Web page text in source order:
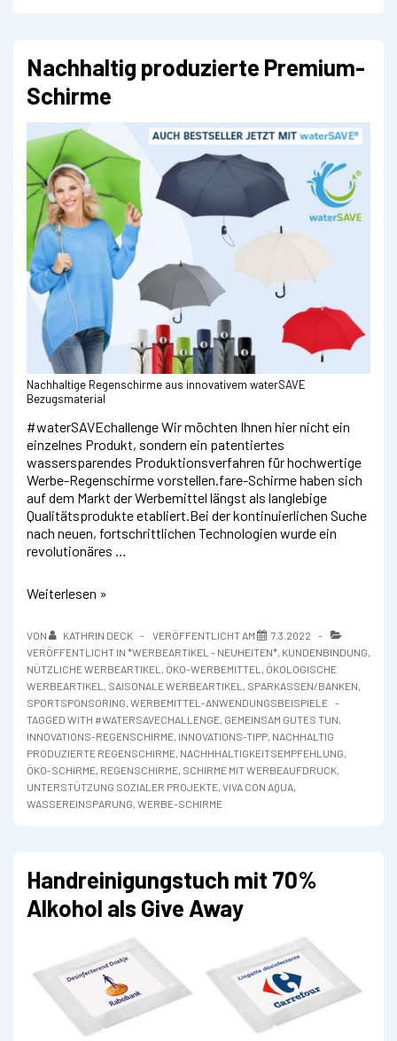
Nachhaltig produzierte Premium-
Schirme
Nachhaltige Regenschirme aus innovativem waterSAVE
Bezugsmaterial
#waterSAVEchallenge Wir möchten Ihnen hier nicht ein
einzelnes Produkt, sondern ein patentiertes
wassersparendes Produktionsverfahren für hochwertige
Werbe-Regenschirme vorstellen.fare-Schirme haben sich
auf dem Markt der Werbemittel längst als langlebige
Qualitätsprodukte etabliert.Bei der kontinuierlichen Suche
nach neuen, fortschrittlichen Technologien wurde ein
revolutionäres …
Nachhaltig
Premium-
Schirme
Weiterlesen »
VON KATHRIN DECK VERÖFFENTLICHT AM
7.3.2022
VERÖFFENTLICHT IN *WERBEARTIKEL - NEUHEITEN*, KUNDENBINDUNG,
NÜTZLICHE WERBEARTIKEL , ÖKO-WERBEMITTEL , ÖKOLOGISCHE
WERBEARTIKEL , SAISONALE WERBEARTIKEL , SPARKASSEN/BANKEN,
SPORTSPONSORING, WERBEMITTEL-ANWENDUNGSBEISPIELE
TAGGED WITH #WATERSAVECHALLENGE, GEMEINSAM GUTES TUN,
INNOVATIONS-REGENSCHIRME, INNOVATIONS-TIPP, NACHHALTIG
PRODUZIERTE REGENSCHIRME, NACHHHALTIGKEITSEMPFEHLUNG,
ÖKO-SCHIRME, REGENSCHIRME, SCHIRME MIT WERBEAUFDRUCK,
UNTERSTÜTZUNG SOZIALER PROJEKTE, VIVA CON AQUA,
WASSEREINSPARUNG, WERBE-SCHIRME
Handreinigungstuch mit 70%
Alkohol als Give Away